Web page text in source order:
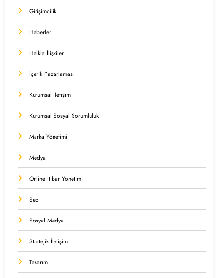
Girişimcilik
Haberler
Halkla İlişkiler
İçerik Pazarlaması
Kurumsal İletişim
Kurumsal Sosyal Sorumluluk
Marka Yönetimi
Medya
Online İtibar Yönetimi
Seo
Sosyal Medya
Stratejik İletişim
Tasarım